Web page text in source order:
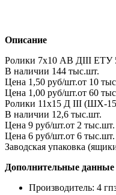
Описание
Ролики 7х10 АВ ДIII ЕТУ
В наличии 144 тыс.шт.
Цена 1,50 руб/шт.от 10
Цена 1,00 руб/шт.от 60
Ролики 11х15 Д III (ШХ-
В наличии 12,6 тыс.шт.
Цена 9 руб/шт.от 2 тыс.шт.
Цена 6 руб/шт.от 6 тыс.шт.
Заводская упаковка
Дополнительные данные
Производитель: 4